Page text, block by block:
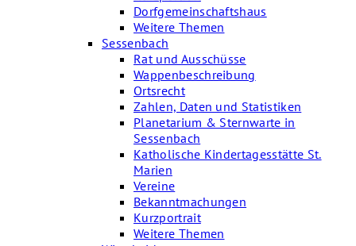
Dorfgemeinschaftshaus
Weitere Themen
Sessenbach
Rat und Ausschüsse
Wappenbeschreibung
Ortsrecht
Zahlen, Daten und Statistiken
Planetarium & Sternwarte in
Sessenbach
Katholische Kindertagesstätte St.
Marien
Vereine
Bekanntmachungen
Kurzportrait
Weitere Themen